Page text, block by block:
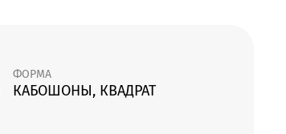
ФОРМА
КАБОШОНЫ, КВАДРАТ